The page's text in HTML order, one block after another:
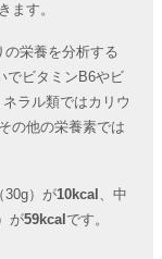
ます。
栄養を分析する
でビタミンB6やビ
ラル類ではカリウ
の他の栄養素では
30g）が10kcal 、中
が59kcal です。